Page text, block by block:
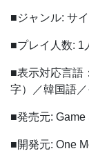
■ジャンル: サ
■プレイ人数: 1
■表示対応言語
字）／韓国語
■発売元:
■開発元: One